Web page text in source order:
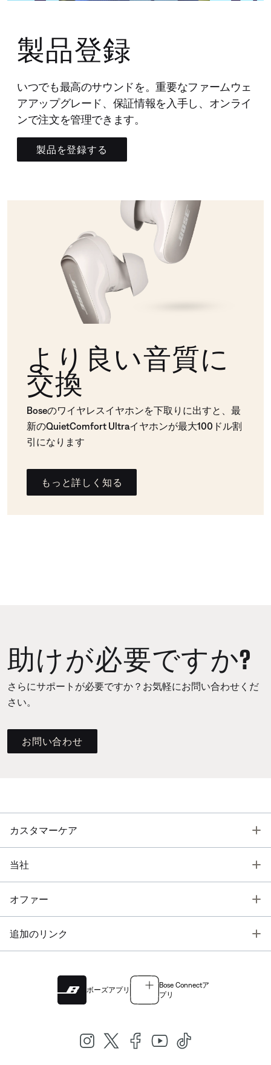
製品登録
いつでも最高のサウンドを。重要なファームウェ
アアップグレード、保証情報を入手し、オンライ
ンで注文を管理できます。
製品を登録する
より良い音質に
交換
Boseのワイヤレスイヤホンを下取りに出すと、最
新のQuietComfort Ultraイヤホンが最大100ドル割
引になります
もっと詳しく知る
助けが必要ですか?
さらにサポートが必要ですか？お気軽にお問い合わせくだ
さい。
お問い合わせ
カスタマーケア
当社
オファー
追加のリンク
ボーズアプリ
Bose Connectア
プリ